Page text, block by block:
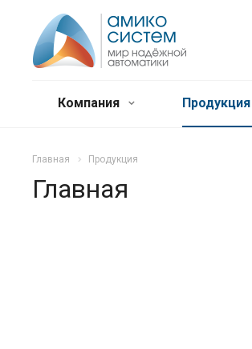
Компания Продукция
Главная Продукция
Главная